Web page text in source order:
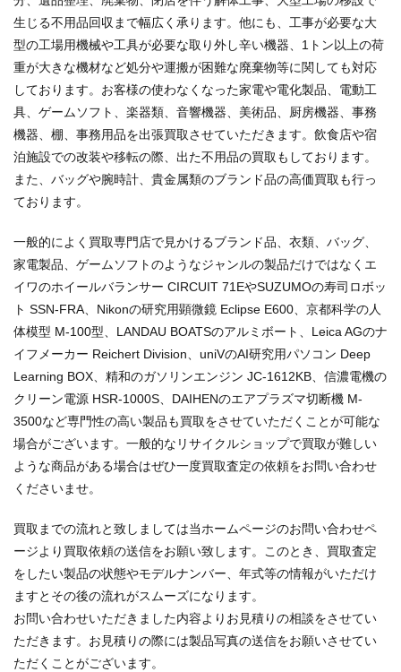
生じる不用品回収まで幅広く承ります。他にも、工事が必要な大
型の工場用機械や工具が必要な取り外し辛い機器、1トン以上の荷
重が大きな機材など処分や運搬が困難な廃棄物等に関しても対応
しております。お客様の使わなくなった家電や電化製品、電動工
具、ゲームソフト、楽器類、音響機器、美術品、厨房機器、事務
機器、棚、事務用品を出張買取させていただきます。飲食店や宿
泊施設での改装や移転の際、出た不用品の買取もしております。
また、バッグや腕時計、貴金属類のブランド品の高価買取も行っ
ております。
一般的によく買取専門店で見かけるブランド品、衣類、バッグ、
家電製品、ゲームソフトのようなジャンルの製品だけではなくエ
イワのホイールバランサー CIRCUIT 71EやSUZUMOの寿司ロボッ
ト SSN-FRA、Nikonの研究用顕微鏡 Eclipse E600、京都科学の人
体模型 M-100型、LANDAU BOATSのアルミボート、Leica AGのナ
イフメーカー Reichert Division、uniVのAI研究用パソコン Deep
Learning BOX、精和のガソリンエンジン JC-1612KB、信濃電機の
クリーン電源 HSR-1000S、DAIHENのエアプラズマ切断機 M-
3500など専門性の高い製品も買取をさせていただくことが可能な
場合がございます。一般的なリサイクルショップで買取が難しい
ような商品がある場合はぜひ一度買取査定の依頼をお問い合わせ
くださいませ。
買取までの流れと致しましては当ホームページのお問い合わせペ
ージより買取依頼の送信をお願い致します。このとき、買取査定
をしたい製品の状態やモデルナンバー、年式等の情報がいただけ
ますとその後の流れがスムーズになります。
お問い合わせいただきました内容よりお見積りの相談をさせてい
ただきます。お見積りの際には製品写真の送信をお願いさせてい
ただくことがございます。